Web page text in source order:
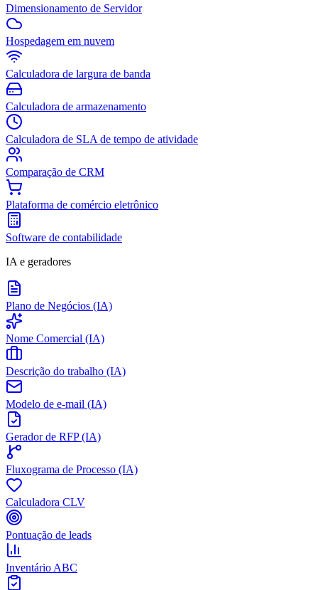
Dimensionamento de Servidor
Hospedagem em nuvem
Calculadora de largura de banda
Calculadora de armazenamento
Calculadora de SLA de tempo de atividade
Comparação de CRM
Plataforma de comércio eletrônico
Software de contabilidade
IA e geradores
Plano de Negócios (IA)
Nome Comercial (IA)
Descrição do trabalho (IA)
Modelo de e-mail (IA)
Gerador de RFP (IA)
Fluxograma de Processo (IA)
Calculadora CLV
Pontuação de leads
Inventário ABC